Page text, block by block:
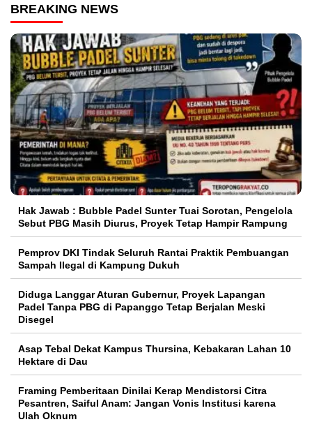
BREAKING NEWS
Hak Jawab : Bubble Padel Sunter Tuai Sorotan, Pengelola
Sebut PBG Masih Diurus, Proyek Tetap Hampir Rampung
Pemprov DKI Tindak Seluruh Rantai Praktik Pembuangan
Sampah Ilegal di Kampung Dukuh
Diduga Langgar Aturan Gubernur, Proyek Lapangan
Padel Tanpa PBG di Papanggo Tetap Berjalan Meski
Disegel
Asap Tebal Dekat Kampus Thursina, Kebakaran Lahan 10
Hektare di Dau
Framing Pemberitaan Dinilai Kerap Mendistorsi Citra
Pesantren, Saiful Anam: Jangan Vonis Institusi karena
Ulah Oknum